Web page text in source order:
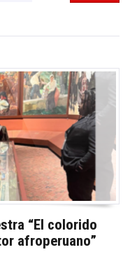
“El colorido
afroperuano”